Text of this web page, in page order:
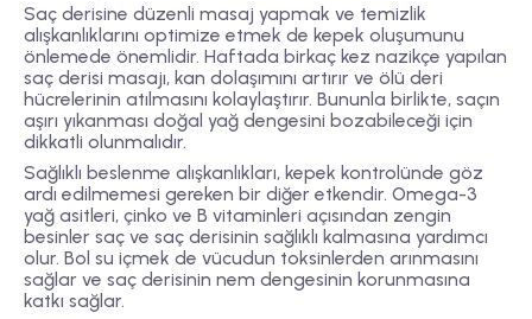
Saç derisine düzenli masaj yapmak ve temizlik
alışkanlıklarını optimize etmek de kepek oluşumunu
önlemede önemlidir. Haftada birkaç kez nazikçe yapılan
saç derisi masajı, kan dolaşımını artırır ve ölü deri
hücrelerinin atılmasını kolaylaştırır. Bununla birlikte, saçın
aşırı yıkanması doğal yağ dengesini bozabileceği için
dikkatli olunmalıdır.
Sağlıklı beslenme alışkanlıkları, kepek kontrolünde göz
ardı edilmemesi gereken bir diğer etkendir. Omega-3
yağ asitleri, çinko ve B vitaminleri açısından zengin
besinler saç ve saç derisinin sağlıklı kalmasına yardımcı
olur. Bol su içmek de vücudun toksinlerden arınmasını
sağlar ve saç derisinin nem dengesinin korunmasına
katkı sağlar.